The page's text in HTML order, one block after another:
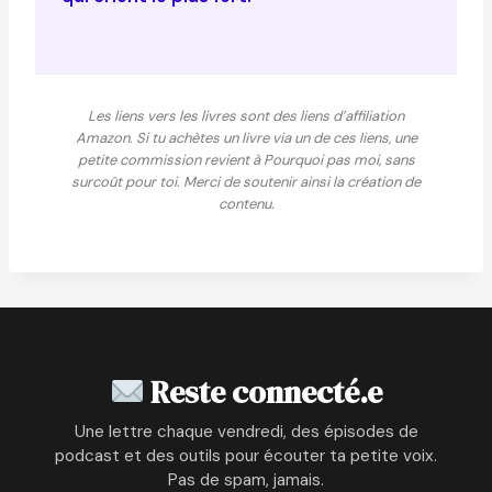
Les liens vers les livres sont des liens d’affiliation
Amazon. Si tu achètes un livre via un de ces liens, une
petite commission revient à Pourquoi pas moi, sans
surcoût pour toi. Merci de soutenir ainsi la création de
contenu.
Reste connecté.e
Une lettre chaque vendredi, des épisodes de
podcast et des outils pour écouter ta petite voix.
Pas de spam, jamais.